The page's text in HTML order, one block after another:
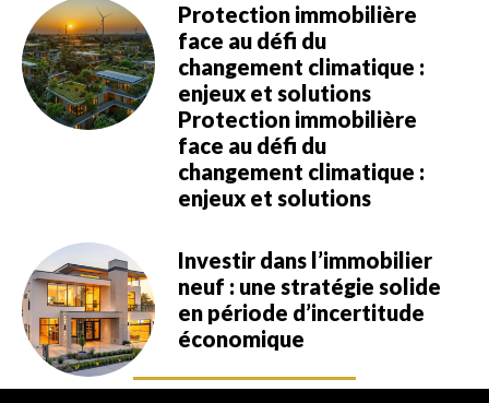
Protection immobilière
face au défi du
changement climatique :
enjeux et solutions
Protection immobilière
face au défi du
changement climatique :
enjeux et solutions
Investir dans l’immobilier
neuf : une stratégie solide
en période d’incertitude
économique